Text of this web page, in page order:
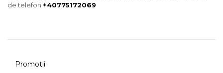
de telefon +40775172069
Promotii